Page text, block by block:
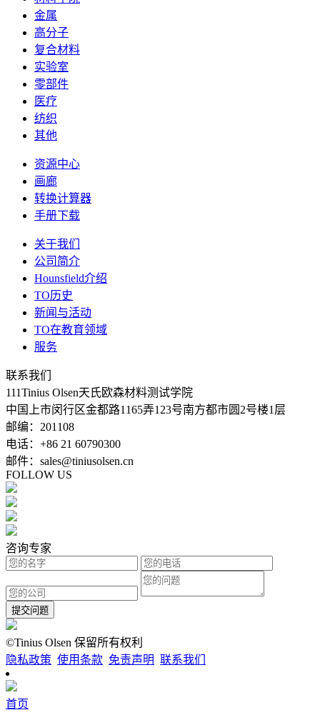
金属
高分子
复合材料
实验室
零部件
医疗
纺织
其他
资源中心
画廊
转换计算器
手册下载
关于我们
公司简介
Hounsfield介绍
TO历史
新闻与活动
TO在教育领域
服务
联系我们
111Tinius Olsen天氏欧森材料测试学院
中国上市闵行区金都路1165弄123号南方都市圆2号楼1层
邮编：201108
电话：+86 21 60790300
邮件：sales@tiniusolsen.cn
FOLLOW US
咨询专家
提交问题
©Tinius Olsen 保留所有权利
隐私政策 使用条款 免责声明 联系我们
首页